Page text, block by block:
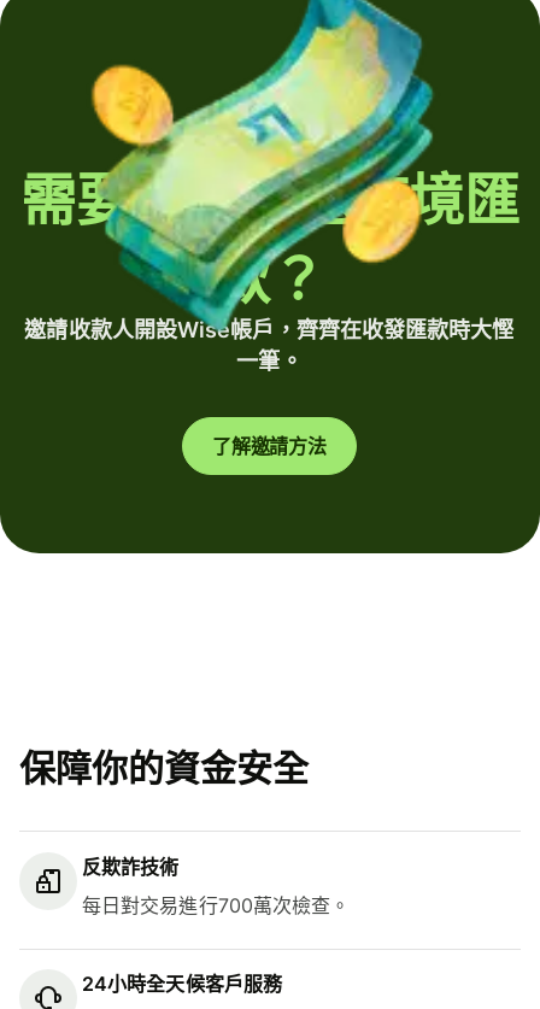
需要定期發送跨境匯
款？
邀請收款人開設Wise帳戶，齊齊在收發匯款時大慳
一筆。
了解邀請方法
保障你的資金安全
反欺詐技術
每日對交易進行700萬次檢查。
24小時全天候客戶服務